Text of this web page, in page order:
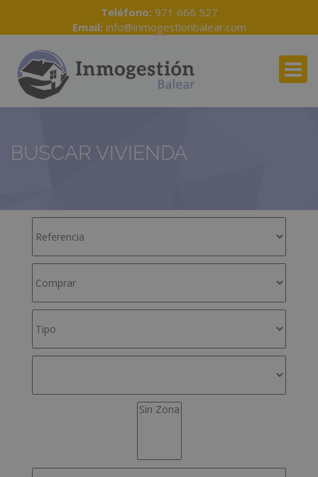
Teléfono: 971 666 527
Email: info@inmogestionbalear.com
BUSCAR VIVIENDA